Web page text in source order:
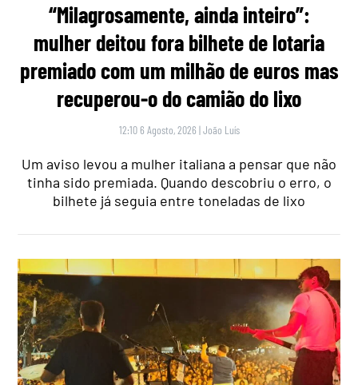
“Milagrosamente, ainda inteiro”:
mulher deitou fora bilhete de lotaria
premiado com um milhão de euros mas
recuperou-o do camião do lixo
12:10 6 Agosto, 2026 |João Luís
Um aviso levou a mulher italiana a pensar que não
tinha sido premiada. Quando descobriu o erro, o
bilhete já seguia entre toneladas de lixo